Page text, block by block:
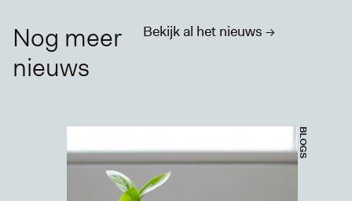
Nog meer
nieuws
Bekijk al het nieuws ->
BLOGS